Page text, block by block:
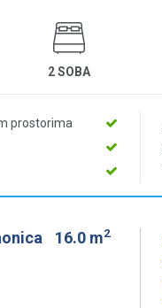
2 SOBA
prostorima
16.0 m2